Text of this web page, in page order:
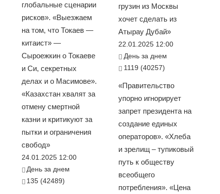
глобальные сценарии
рисков». «Выезжаем
на том, что Токаев —
китаист» —
Сыроежкин о Токаеве
и Си, секретных
делах и о Масимове».
«Казахстан хвалят за
отмену смертной
казни и критикуют за
пытки и ограничения
свобод»
24.01.2025 12:00
День за днем
135 (42489)
грузин из Москвы
хочет сделать из
Атырау Дубай»
22.01.2025 12:00
День за днем
1119 (40257)
«Правительство
упорно игнорирует
запрет президента на
создание единых
операторов». «Хлеба
и зрелищ – тупиковый
путь к обществу
всеобщего
потребления». «Цена